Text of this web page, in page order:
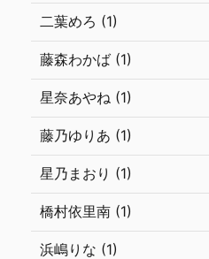
二葉めろ (1)
藤森わかば (1)
星奈あやね (1)
藤乃ゆりあ (1)
星乃まおり (1)
橋村依里南 (1)
浜嶋りな (1)